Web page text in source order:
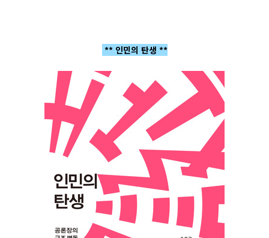
** 인민의 탄생 **